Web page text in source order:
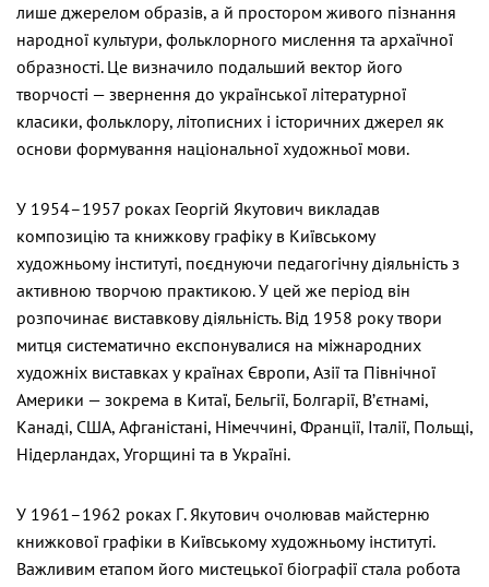
лише джерелом образів, а й простором живого пізнання
народної культури, фольклорного мислення та архаїчної
образності. Це визначило подальший вектор його
творчості — звернення до української літературної
класики, фольклору, літописних і історичних джерел як
основи формування національної художньої мови.
У 1954–1957 роках Георгій Якутович викладав
композицію та книжкову графіку в Київському
художньому інституті, поєднуючи педагогічну діяльність з
активною творчою практикою. У цей же період він
розпочинає виставкову діяльність. Від 1958 року твори
митця систематично експонувалися на міжнародних
художніх виставках у країнах Європи, Азії та Північної
Америки — зокрема в Китаї, Бельгії, Болгарії, В’єтнамі,
Канаді, США, Афганістані, Німеччині, Франції, Італії, Польщі,
Нідерландах, Угорщині та в Україні.
У 1961–1962 роках Г. Якутович очолював майстерню
книжкової графіки в Київському художньому інституті.
Важливим етапом його мистецької біографії стала робота